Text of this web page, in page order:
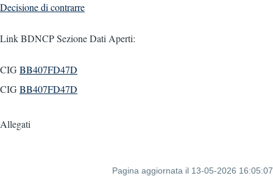
Decisione di contrarre
Link BDNCP Sezione Dati Aperti:
CIGBB407FD47D
CIGBB407FD47D
Allegati
Pagina aggiornata il 13-05-2026 16:05:07